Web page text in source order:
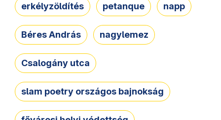
erkélyzöldítés petanque napp
Béres András nagylemez
Csalogány utca
slam poetry országos bajnokság